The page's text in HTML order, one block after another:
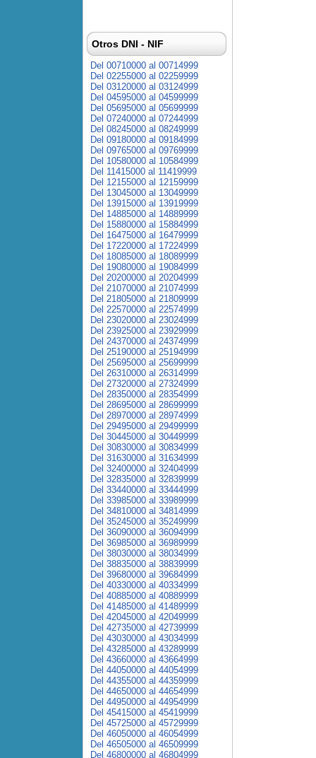
Otros DNI - NIF
Del 00710000 al 00714999
Del 02255000 al 02259999
Del 03120000 al 03124999
Del 04595000 al 04599999
Del 05695000 al 05699999
Del 07240000 al 07244999
Del 08245000 al 08249999
Del 09180000 al 09184999
Del 09765000 al 09769999
Del 10580000 al 10584999
Del 11415000 al 11419999
Del 12155000 al 12159999
Del 13045000 al 13049999
Del 13915000 al 13919999
Del 14885000 al 14889999
Del 15880000 al 15884999
Del 16475000 al 16479999
Del 17220000 al 17224999
Del 18085000 al 18089999
Del 19080000 al 19084999
Del 20200000 al 20204999
Del 21070000 al 21074999
Del 21805000 al 21809999
Del 22570000 al 22574999
Del 23020000 al 23024999
Del 23925000 al 23929999
Del 24370000 al 24374999
Del 25190000 al 25194999
Del 25695000 al 25699999
Del 26310000 al 26314999
Del 27320000 al 27324999
Del 28350000 al 28354999
Del 28695000 al 28699999
Del 28970000 al 28974999
Del 29495000 al 29499999
Del 30445000 al 30449999
Del 30830000 al 30834999
Del 31630000 al 31634999
Del 32400000 al 32404999
Del 32835000 al 32839999
Del 33440000 al 33444999
Del 33985000 al 33989999
Del 34810000 al 34814999
Del 35245000 al 35249999
Del 36090000 al 36094999
Del 36985000 al 36989999
Del 38030000 al 38034999
Del 38835000 al 38839999
Del 39680000 al 39684999
Del 40330000 al 40334999
Del 40885000 al 40889999
Del 41485000 al 41489999
Del 42045000 al 42049999
Del 42735000 al 42739999
Del 43030000 al 43034999
Del 43285000 al 43289999
Del 43660000 al 43664999
Del 44050000 al 44054999
Del 44355000 al 44359999
Del 44650000 al 44654999
Del 44950000 al 44954999
Del 45415000 al 45419999
Del 45725000 al 45729999
Del 46050000 al 46054999
Del 46505000 al 46509999
Del 46800000 al 46804999